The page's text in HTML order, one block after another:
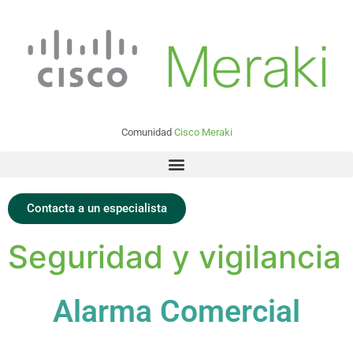
Comunidad Cisco Meraki
Contacta a un especialista
Seguridad y vigilancia
Alarma Comercial